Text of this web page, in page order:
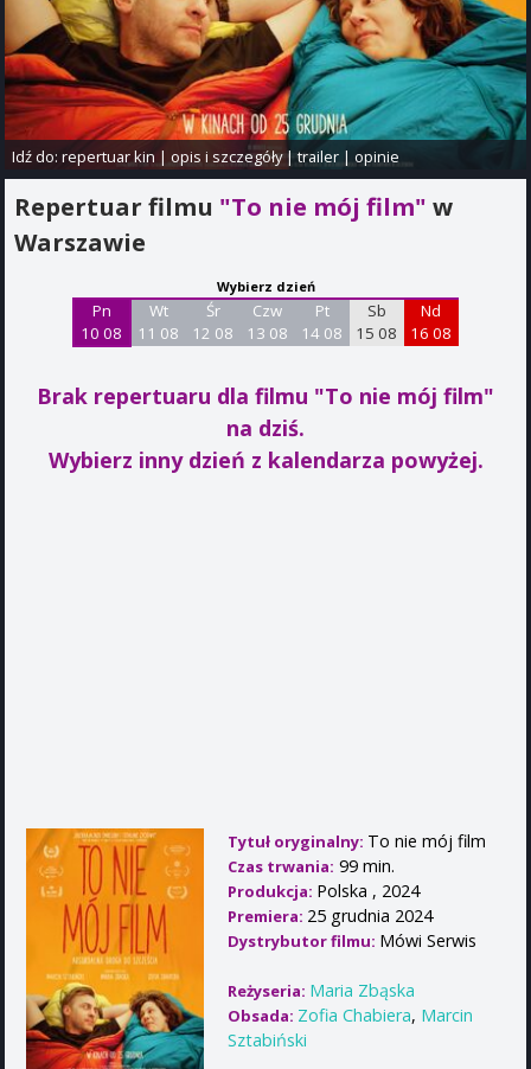
Idź do:repertuar kin |opis i szczegóły|trailer |opinie
Repertuar filmu "To nie mój film" w
Warszawie
Wybierz dzień
Pn
10 08
Wt
11 08
Śr
12 08
Czw
13 08
Pt
14 08
Sb
15 08
Nd
16 08
Brak repertuaru dla filmu "To nie mój film"
na dziś.
Wybierz inny dzień z kalendarza powyżej.
Tytuł oryginalny: To nie mój film
Czas trwania: 99 min.
Produkcja: Polska , 2024
Premiera: 25 grudnia 2024
Dystrybutor filmu: Mówi Serwis
Reżyseria: Maria Zbąska
Obsada: Zofia Chabiera, Marcin
Sztabiński